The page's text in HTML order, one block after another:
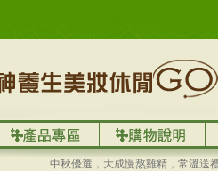
中秋優選，大成慢熬雞精，常溫送禮好方便～